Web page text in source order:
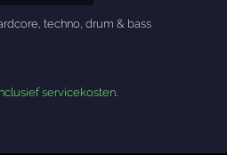
,techno ,drum & bass
servicekosten.